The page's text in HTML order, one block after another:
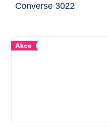
Converse 3022
Akce